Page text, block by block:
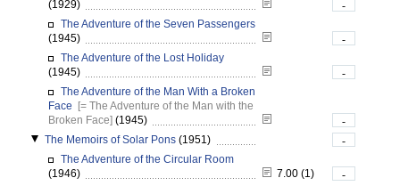
(1929)
-
The Adventure of the Seven Passengers
(1945)
-
The Adventure of the Lost Holiday
(1945)
-
The Adventure of the Man With a Broken
Face
[= The Adventure of the Man with the
Broken Face] (1945)
-
The Memoirs of Solar Pons (1951)
-
The Adventure of the Circular Room
(1946)
7.00 (1)
-